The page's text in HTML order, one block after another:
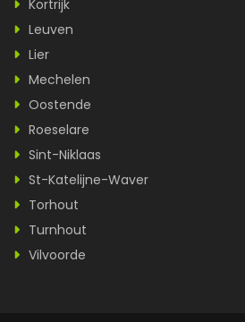
Kortrijk
Leuven
Lier
Mechelen
Oostende
Roeselare
Sint-Niklaas
St-Katelijne-Waver
Torhout
Turnhout
Vilvoorde